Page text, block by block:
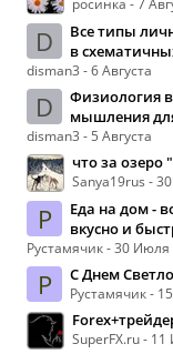
росинка - 7
D
Все типы
в
disman3 - 6 Августа
D
Физиология
мышления
disman3 - 5 Августа
что за озеро
Sanya19rus -
Р
Еда на дом -
вкусно и
Рустамячик - 30 Июля
Р С Днем
Рустамячик -
SuperFX.ru -